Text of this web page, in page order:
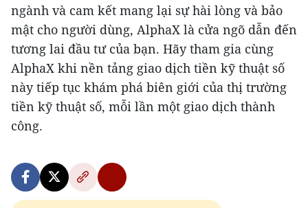
ngành và cam kết mang lại sự hài lòng và bảo
mật cho người dùng, AlphaX là cửa ngõ dẫn đến
tương lai đầu tư của bạn. Hãy tham gia cùng
AlphaX khi nền tảng giao dịch tiền kỹ thuật số
này tiếp tục khám phá biên giới của thị trường
tiền kỹ thuật số, mỗi lần một giao dịch thành
công.